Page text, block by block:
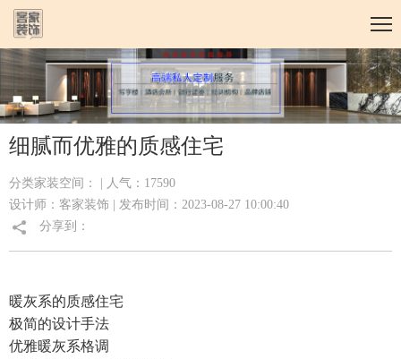
细腻而优雅的质感住宅
分类家装空间： | 人气：17590
设计师：客家装饰 | 发布时间：2023-08-27 10:00:40
分享到：
暖灰系的质感住宅
极简的设计手法
优雅暖灰系格调